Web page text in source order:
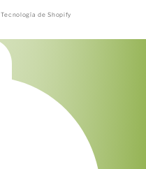
Tecnología de Shopify